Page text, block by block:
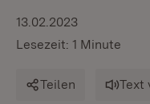
13.02.2023
Lesezeit: 1 Minute
Teilen Text